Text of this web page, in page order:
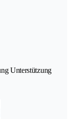
Unterstützung